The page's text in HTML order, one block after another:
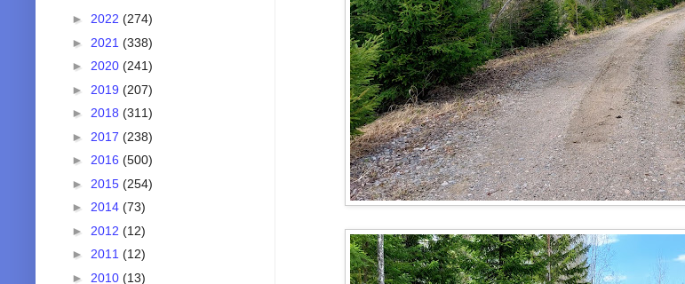
► 2022 (274)
► 2021 (338)
► 2020 (241)
► 2019 (207)
► 2018 (311)
► 2017 (238)
► 2016 (500)
► 2015 (254)
► 2014 (73)
► 2012 (12)
► 2011 (12)
► 2010 (13)